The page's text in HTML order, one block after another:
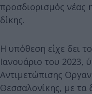
προσδιορισμός νέας
δίκης.
Η υπόθεση είχε δει
Ιανουάριο του 2023,
Αντιμετώπισης
Θεσσαλονίκης, με